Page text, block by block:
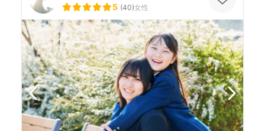
5 (40)女性